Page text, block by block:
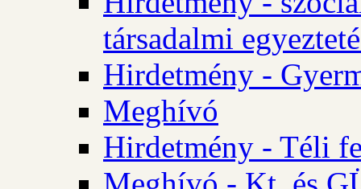
társadalmi
Hirdetmény -
Meghívó
Hirdetmény - Téli